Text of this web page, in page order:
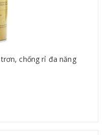
chống rỉ đa năng